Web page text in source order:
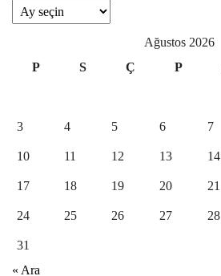
Arşivler
Ağustos 2026
P
S Ç P
3 4 5 6 7
10 11 12 13 14
17 18 19 20 21
24 25 26 27 28
31
« Ara